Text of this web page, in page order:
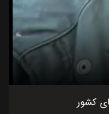
کشور